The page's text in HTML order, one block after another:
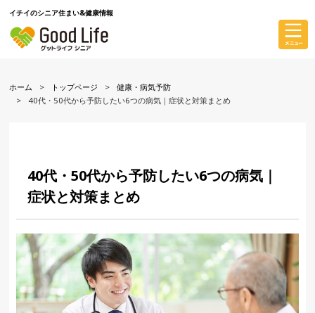
イチイのシニア住まい&健康情報
ホーム トップページ
健康・病気予防
40代・50代から予防したい6つの病気｜症状と対策まとめ
40代・50代から予防したい6つの病気｜
症状と対策まとめ